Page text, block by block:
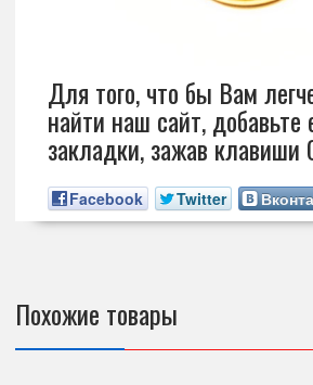
Для того, что бы Вам
найти наш сайт, добавьте
закладки, зажав клавиши
Facebook Twitter
Похожие товары